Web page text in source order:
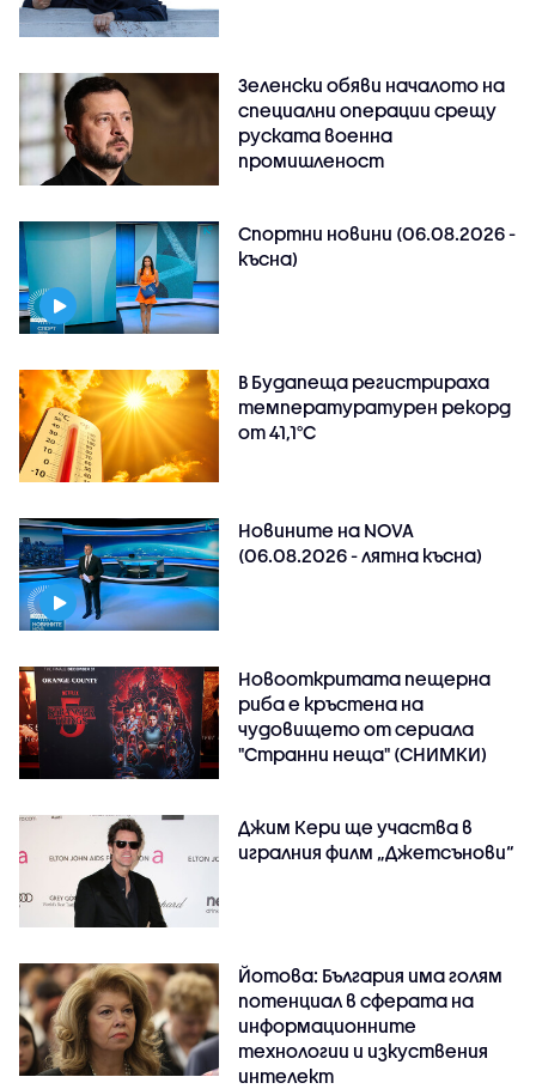
Зеленски обяви началото на
специални операции срещу
руската военна
промишленост
Спортни новини (06.08.2026 -
късна)
В Будапеща регистрираха
температуратурен рекорд
от 41,1°C
Новините на NOVA
(06.08.2026 - лятна късна)
Новооткритата пещерна
риба е кръстена на
чудовището от сериала
"Странни неща" (СНИМКИ)
Джим Кери ще участва в
игралния филм „Джетсънови“
Йотова: България има голям
потенциал в сферата на
информационните
технологии и изкуствения
интелект